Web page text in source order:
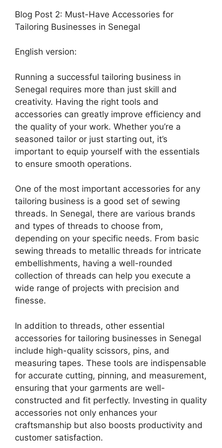
Blog Post 2: Must-Have Accessories for
Tailoring Businesses in Senegal
English version:
Running a successful tailoring business in
Senegal requires more than just skill and
creativity. Having the right tools and
accessories can greatly improve efficiency and
the quality of your work. Whether you’re a
seasoned tailor or just starting out, it’s
important to equip yourself with the essentials
to ensure smooth operations.
One of the most important accessories for any
tailoring business is a good set of sewing
threads. In Senegal, there are various brands
and types of threads to choose from,
depending on your specific needs. From basic
sewing threads to metallic threads for intricate
embellishments, having a well-rounded
collection of threads can help you execute a
wide range of projects with precision and
finesse.
In addition to threads, other essential
accessories for tailoring businesses in Senegal
include high-quality scissors, pins, and
measuring tapes. These tools are indispensable
for accurate cutting, pinning, and measurement,
ensuring that your garments are well-
constructed and fit perfectly. Investing in quality
accessories not only enhances your
craftsmanship but also boosts productivity and
customer satisfaction.